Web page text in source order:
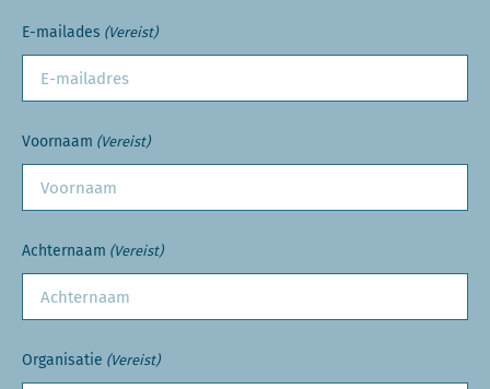
E-mailades (Vereist)
Voornaam (Vereist)
Achternaam (Vereist)
Organisatie (Vereist)